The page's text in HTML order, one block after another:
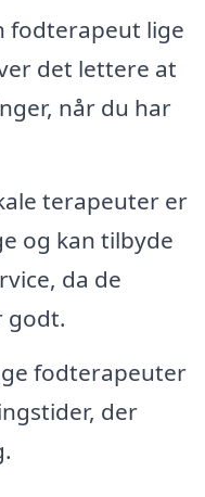
fodterapeut lige
det lettere at
når du har
terapeuter er
og kan tilbyde
da de
godt.
fodterapeuter
der